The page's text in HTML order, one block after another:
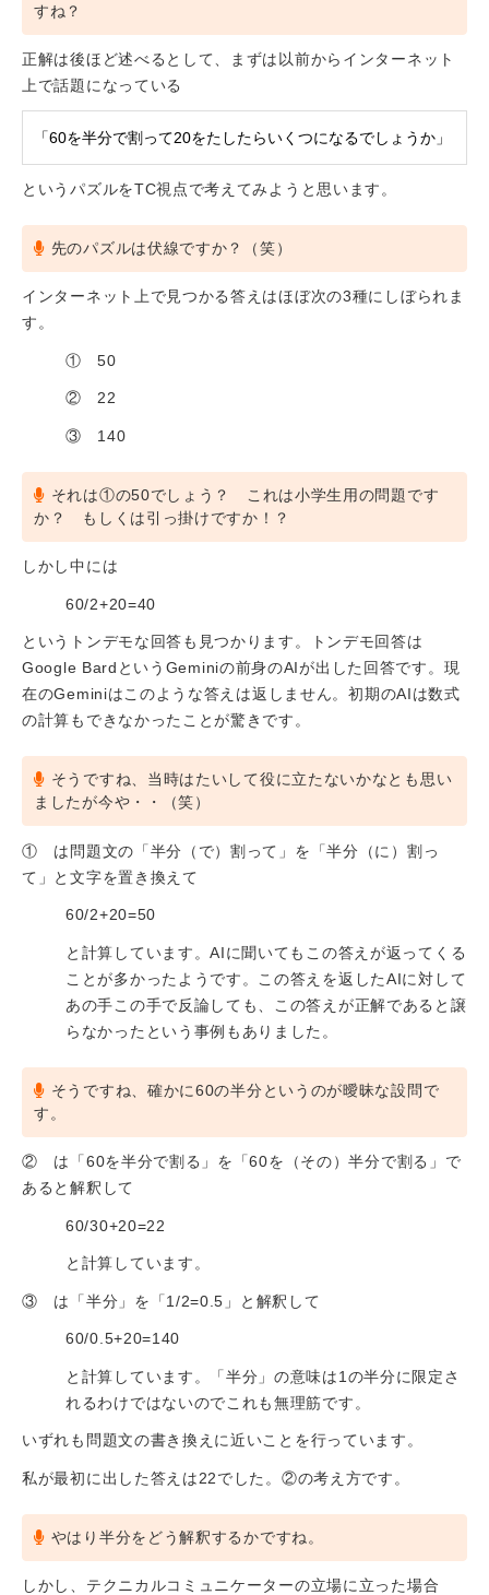
すね？
正解は後ほど述べるとして、まずは以前からインターネット
上で話題になっている
「60を半分で割って20をたしたらいくつになるでしょうか」
というパズルをTC視点で考えてみようと思います。
先のパズルは伏線ですか？（笑）
インターネット上で見つかる答えはほぼ次の3種にしぼられま
す。
① 50
② 22
③ 140
それは①の50でしょう？ これは小学生用の問題です
か？ もしくは引っ掛けですか！？
しかし中には
60/2+20=40
というトンデモな回答も見つかります。トンデモ回答は
Google BardというGeminiの前身のAIが出した回答です。現
在のGeminiはこのような答えは返しません。初期のAIは数式
の計算もできなかったことが驚きです。
そうですね、当時はたいして役に立たないかなとも思い
ましたが今や・・（笑）
① は問題文の「半分（で）割って」を「半分（に）割っ
て」と文字を置き換えて
60/2+20=50
と計算しています。AIに聞いてもこの答えが返ってくる
ことが多かったようです。この答えを返したAIに対して
あの手この手で反論しても、この答えが正解であると譲
らなかったという事例もありました。
そうですね、確かに60の半分というのが曖昧な設問で
す。
② は「60を半分で割る」を「60を（その）半分で割る」で
あると解釈して
60/30+20=22
と計算しています。
③ は「半分」を「1/2=0.5」と解釈して
60/0.5+20=140
と計算しています。「半分」の意味は1の半分に限定さ
れるわけではないのでこれも無理筋です。
いずれも問題文の書き換えに近いことを行っています。
私が最初に出した答えは22でした。②の考え方です。
やはり半分をどう解釈するかですね。
しかし、テクニカルコミュニケーターの立場に立った場合